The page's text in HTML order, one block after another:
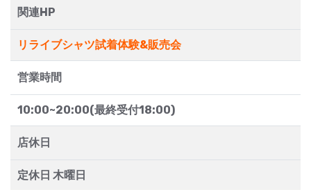
関連HP
リライブシャツ試着体験&販売会
営業時間
10:00~20:00(最終受付18:00)
店休日
定休日 木曜日